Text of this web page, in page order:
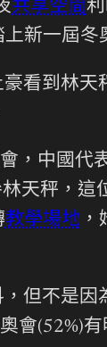
共享空間
新一屆冬
看到林天
，中國代
天秤，
教學場地
但不是
會(52%)